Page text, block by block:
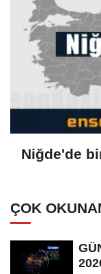
Niğde'de
ÇOK